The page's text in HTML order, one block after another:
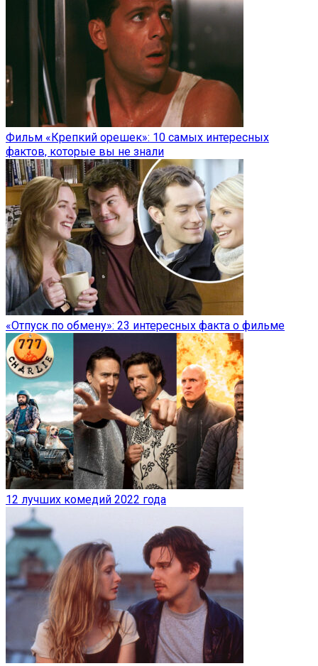
Фильм «Крепкий орешек»: 10 самых интересных
фактов, которые вы не знали
«Отпуск по обмену»: 23 интересных факта о фильме
12 лучших комедий 2022 года